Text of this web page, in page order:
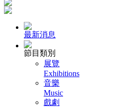
最新消息
節目類別
展覽
Exhibitions
音樂
Music
戲劇